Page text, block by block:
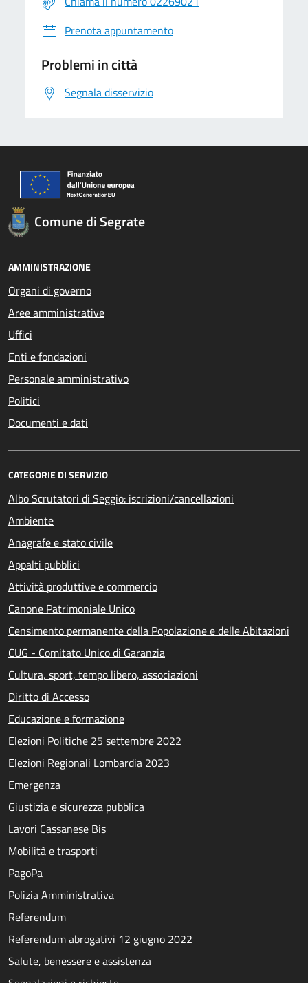
Prenota appuntamento
Problemi in città
Segnala disservizio
Comune di Segrate
AMMINISTRAZIONE
Organi di governo
Aree amministrative
Uffici
Enti e fondazioni
Personale amministrativo
Politici
Documenti e dati
CATEGORIE DI SERVIZIO
Albo Scrutatori di Seggio: iscrizioni/cancellazioni
Ambiente
Anagrafe e stato civile
Appalti pubblici
Attività produttive e commercio
Canone Patrimoniale Unico
Censimento permanente della Popolazione e delle Abitazioni
CUG - Comitato Unico di Garanzia
Cultura, sport, tempo libero, associazioni
Diritto di Accesso
Educazione e formazione
Elezioni Politiche 25 settembre 2022
Elezioni Regionali Lombardia 2023
Emergenza
Giustizia e sicurezza pubblica
Lavori Cassanese Bis
Mobilità e trasporti
PagoPa
Polizia Amministrativa
Referendum
Referendum abrogativi 12 giugno 2022
Salute, benessere e assistenza